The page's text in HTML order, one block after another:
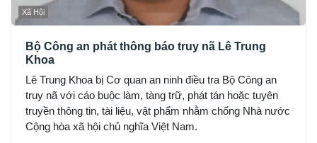
Xã Hội
Bộ Công an phát thông báo truy nã Lê Trung
Khoa
Lê Trung Khoa bị Cơ quan an ninh điều tra Bộ Công an
truy nã với cáo buộc làm, tàng trữ, phát tán hoặc tuyên
truyền thông tin, tài liệu, vật phẩm nhằm chống Nhà nước
Cộng hòa xã hội chủ nghĩa Việt Nam.